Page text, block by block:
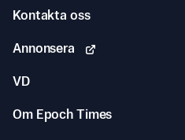
Kontakta oss
Annonsera
VD
Om Epoch Times